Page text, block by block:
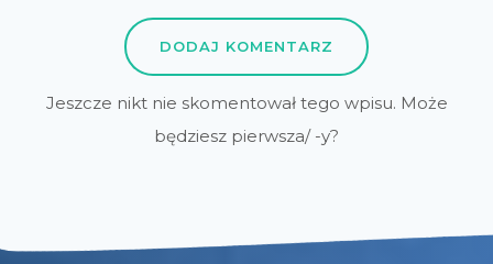
DODAJ KOMENTARZ
Jeszcze nikt nie skomentował tego wpisu. Może
będziesz pierwsza/ -y?